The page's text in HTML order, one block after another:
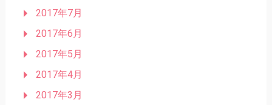
2017年7月
2017年6月
2017年5月
2017年4月
2017年3月